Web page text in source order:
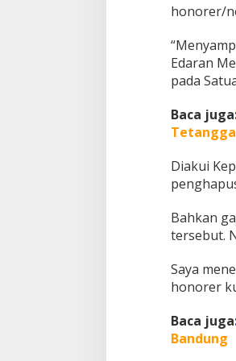
honorer/
Edaran
pada
Baca
Tetangga
Diakui
Bahkan
tersebut.
Saya
honorer
Baca
Bandung